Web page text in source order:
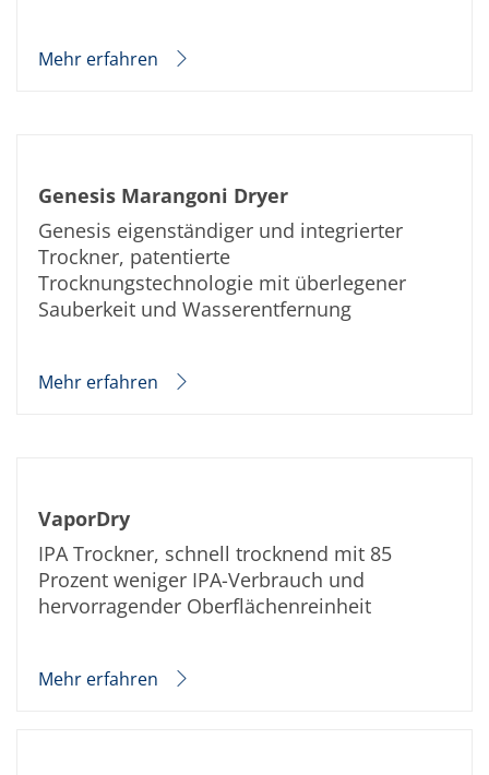
Mehr erfahren
Genesis Marangoni Dryer
Genesis eigenständiger und integrierter
Trockner, patentierte
Trocknungstechnologie mit überlegener
Sauberkeit und Wasserentfernung
Mehr erfahren
VaporDry
IPA Trockner, schnell trocknend mit 85
Prozent weniger IPA-Verbrauch und
hervorragender Oberflächenreinheit
Mehr erfahren